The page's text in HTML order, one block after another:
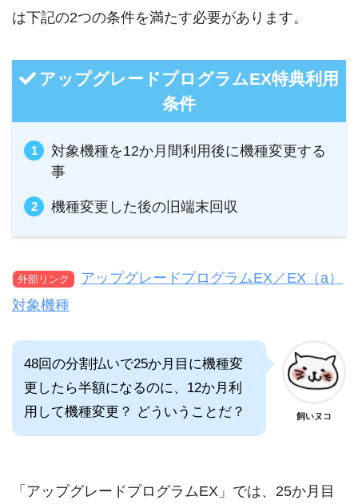
は下記の2つの条件を満たす必要があります。
アップグレードプログラムEX特典利用
条件
対象機種を12か月間利用後に機種変更する
事
機種変更した後の旧端末回収
外部リンク
アップグレードプログラムEX／EX（a）
対象機種
48回の分割払いで25か月目に機種変
更したら半額になるのに、12か月利
用して機種変更？ どういうことだ？
飼いヌコ
「アップグレードプログラムEX」では、25か月目